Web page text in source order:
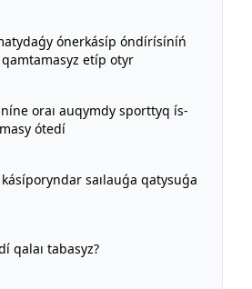
ónerkásíp óndírísíníń
etíp otyr
oraı auqymdy sporttyq ís-
ótedí
saılauǵa qatysuǵa
qalaı tabasyz?